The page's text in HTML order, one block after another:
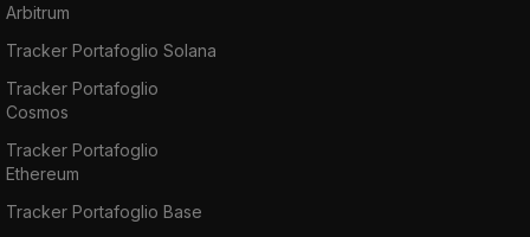
Arbitrum
Tracker Portafoglio Solana
Tracker Portafoglio
Cosmos
Tracker Portafoglio
Ethereum
Tracker Portafoglio Base